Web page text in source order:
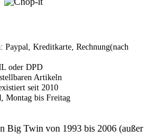
Paypal, Kreditkarte, Rechnung(nach
oder DPD
Artikeln
seit 2010
Montag bis Freitag
Big Twin von 1993 bis 2006 (außer